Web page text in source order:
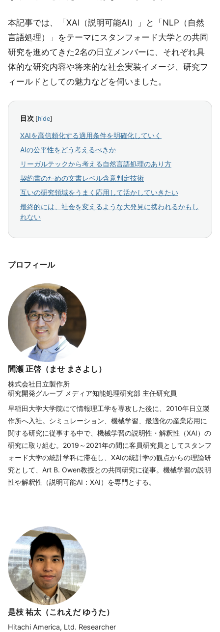
本記事では、「XAI（説明可能AI）」と「NLP（自然
言語処理）」をテーマにスタンフォード大学との共同
研究を進めてきた2名の日立メンバーに、それぞれ具
体的な研究内容や将来的な社会実装イメージ、研究フ
ィールドとしての魅力などを伺いました。
目次 [hide]
XAIを高信頼化する適用条件を明確化していく
AIの公平性をどう考えるべきか
リーガルテックから考える自然言語処理のあり方
契約書のための文書レベル含意判定技術
互いの研究領域をうまく応用して活かしていきたい
最終的には、社会を変えるような大発見に携われるかもし
れない
プロフィール
間瀬 正啓（ませ まさよし）
株式会社日立製作所
研究開発グループ メディア知能処理研究部 主任研究員
早稲田大学大学院にて情報理工学を専攻した後に、2010年日立製
作所へ入社。シミュレーション、機械学習、最適化の産業応用に
関する研究に従事する中で、機械学習の説明性・解釈性（XAI）の
研究に取り組む。2019～2021年の間に客員研究員としてスタンフ
ォード大学の統計学科に滞在し、XAIの統計学の観点からの理論研
究として、Art B. Owen教授との共同研究に従事。機械学習の説明
性や解釈性（説明可能AI：XAI）を専門とする。
是枝 祐太（これえだ ゆうた）
Hitachi America, Ltd. Researcher